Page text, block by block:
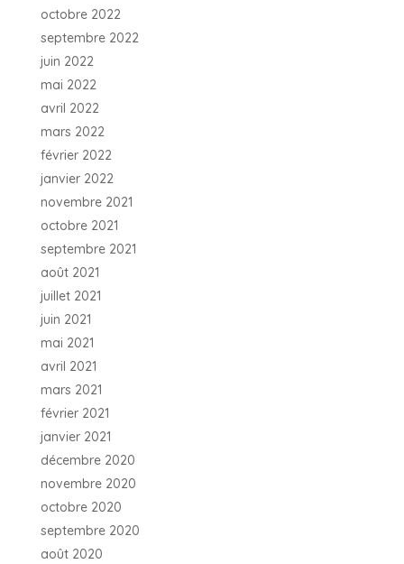
octobre 2022
septembre 2022
juin 2022
mai 2022
avril 2022
mars 2022
février 2022
janvier 2022
novembre 2021
octobre 2021
septembre 2021
août 2021
juillet 2021
juin 2021
mai 2021
avril 2021
mars 2021
février 2021
janvier 2021
décembre 2020
novembre 2020
octobre 2020
septembre 2020
août 2020